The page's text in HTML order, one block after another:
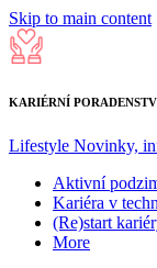
Skip to main content
KARIÉRNÍ
Lifestyle Novinky,
Aktivní
Kariéra v
(Re)start
More